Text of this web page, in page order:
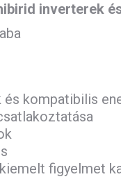
inverterek
kompatibilis
figyelmet